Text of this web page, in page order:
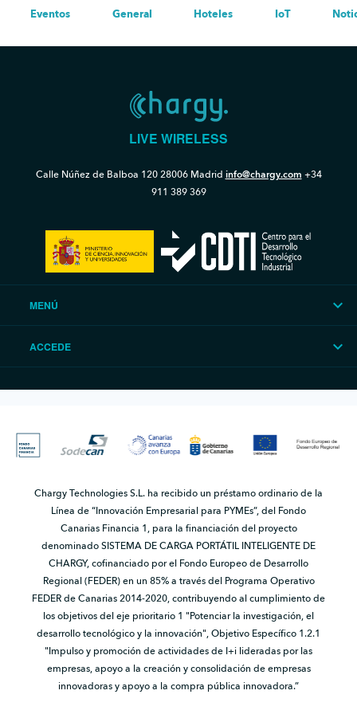
Eventos General Hoteles IoT
LIVE WIRELESS
Calle Núñez de Balboa 12028006 Madrid info@chargy.com +34
911 389 369
MENÚ
ACCEDE
Chargy Technologies S.L. ha recibido un préstamo ordinario de la
Línea de “Innovación Empresarial para PYMEs”, del Fondo
Canarias Financia 1, para la financiación del proyecto
denominado SISTEMA DE CARGA PORTÁTIL INTELIGENTE DE
CHARGY, cofinanciado por el Fondo Europeo de Desarrollo
Regional (FEDER) en un 85% a través del Programa Operativo
FEDER de Canarias 2014-2020, contribuyendo al cumplimiento de
los objetivos del eje prioritario 1 "Potenciar la investigación, el
desarrollo tecnológico y la innovación", Objetivo Específico 1.2.1
"Impulso y promoción de actividades de I+i lideradas por las
empresas, apoyo a la creación y consolidación de empresas
innovadoras y apoyo a la compra pública innovadora.”